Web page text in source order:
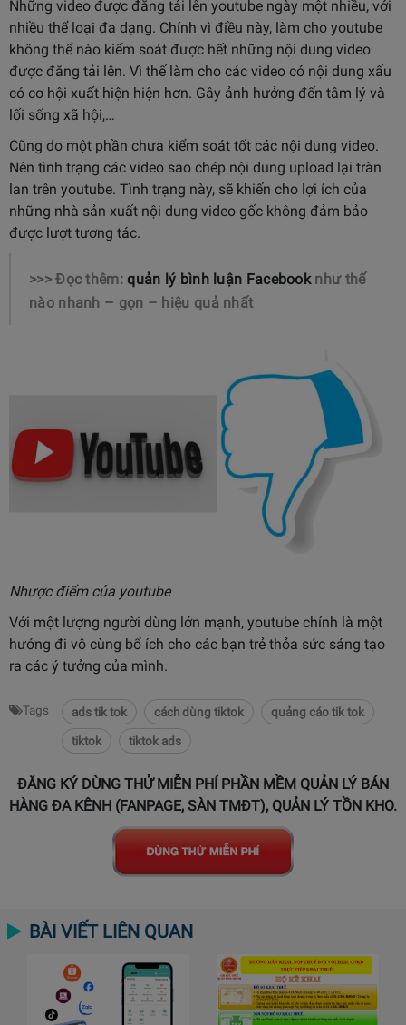
Những video được đăng tải lên youtube ngày một nhiều, với
nhiều thể loại đa dạng. Chính vì điều này, làm cho youtube
không thể nào kiểm soát được hết những nội dung video
được đăng tải lên. Vì thế làm cho các video có nội dung xấu
có cơ hội xuất hiện hiện hơn. Gây ảnh hưởng đến tâm lý và
lối sống xã hội,…
Cũng do một phần chưa kiểm soát tốt các nội dung video.
Nên tình trạng các video sao chép nội dung upload lại tràn
lan trên youtube. Tình trạng này, sẽ khiến cho lợi ích của
những nhà sản xuất nội dung video gốc không đảm bảo
được lượt tương tác.
>>> Đọc thêm:quản lý bình luận Facebooknhư thế
nào nhanh – gọn – hiệu quả nhất
Nhược điểm của youtube
Với một lượng người dùng lớn mạnh, youtube chính là một
hướng đi vô cùng bổ ích cho các bạn trẻ thỏa sức sáng tạo
ra các ý tưởng của mình.
Tags ads tik tok cách dùng tiktok
quảng cáo tik tok
tiktok
tiktok ads
ĐĂNG KÝ DÙNG THỬ MIỄN PHÍ PHẦN MỀM QUẢN LÝ BÁN
HÀNG ĐA KÊNH (FANPAGE, SÀN TMĐT), QUẢN LÝ TỒN KHO.
BÀI VIẾT LIÊN QUAN